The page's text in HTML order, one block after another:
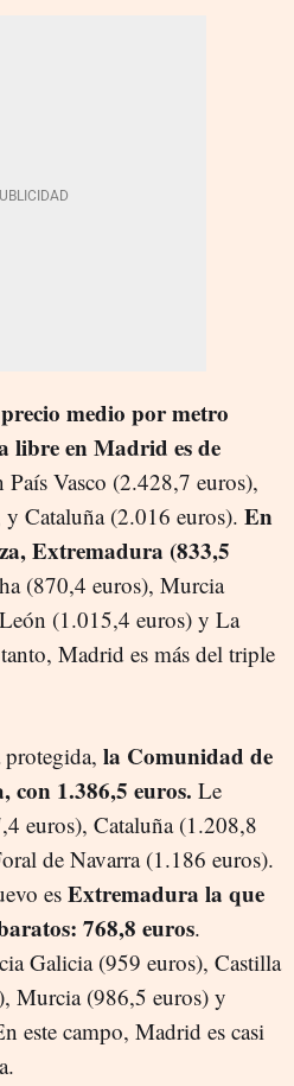
medio por metro
libre en Madrid es de
País Vasco (2.428,7 euros),
Cataluña (2.016 euros). En
Extremadura (833,5
(870,4 euros), Murcia
(1.015,4 euros) y La
Madrid es más del triple
la Comunidad de
con 1.386,5 euros. Le
euros), Cataluña (1.208,8
de Navarra (1.186 euros).
es Extremadura la que
768,8 euros.
Galicia (959 euros), Castilla
Murcia (986,5 euros) y
este campo, Madrid es casi